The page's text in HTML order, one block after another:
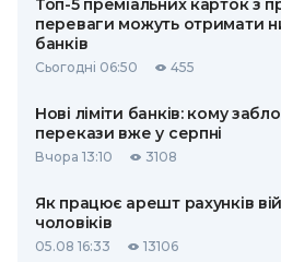
Топ-5 преміальних карток з
переваги можуть отримати
банків
Сьогодні 06:50 455
Нові ліміти банків: кому
перекази вже у серпні
Вчора 13:10 3108
Як працює арешт рахунків
чоловіків
05.08 16:33 13106